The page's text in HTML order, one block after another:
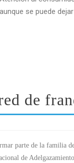
aunque se puede
de
parte de la familia
de